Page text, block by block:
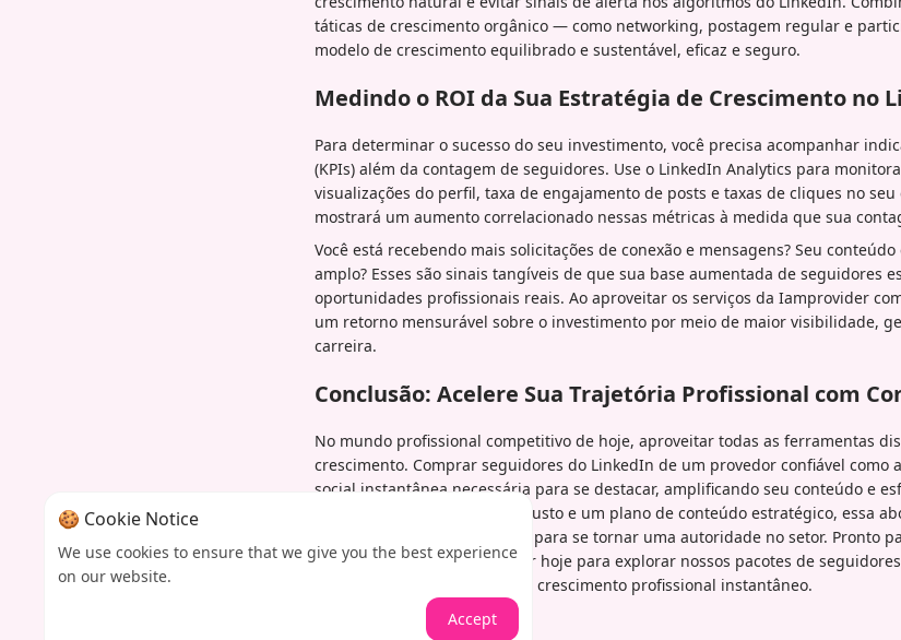
táticas de crescimento orgânico — como networking, postagem regular e
modelo de crescimento equilibrado e sustentável, eficaz e seguro.
Medindo o ROI da Sua Estratégia de Crescimento no
Para determinar o sucesso do seu investimento, você precisa acompanhar
(KPIs) além da contagem de seguidores. Use o LinkedIn Analytics para
visualizações do perfil, taxa de engajamento de posts e taxas de cliques no
mostrará um aumento correlacionado nessas métricas à medida que sua
Você está recebendo mais solicitações de conexão e mensagens? Seu
amplo? Esses são sinais tangíveis de que sua base aumentada de seguidores
oportunidades profissionais reais. Ao aproveitar os serviços da Iamprovider
um retorno mensurável sobre o investimento por meio de maior visibilidade,
carreira.
Conclusão: Acelere Sua Trajetória Profissional com
No mundo profissional competitivo de hoje, aproveitar todas as ferramentas
crescimento. Comprar seguidores do LinkedIn de um provedor confiável como
social instantânea necessária para se destacar, amplificando seu conteúdo e
combinada com um perfil robusto e um plano de conteúdo estratégico, essa
significativamente o caminho para se tornar uma autoridade no setor. Pronto
LinkedIn? Visite a Iamprovider hoje para explorar nossos pacotes de
primeiro passo em direção ao crescimento profissional instantâneo.
🍪 Cookie Notice
We use cookies to ensure that we give you the best experience
on our website.
Accept